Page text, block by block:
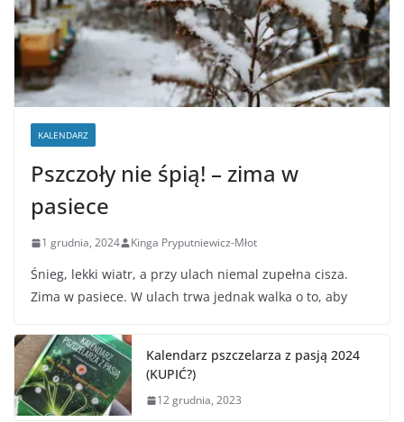
KALENDARZ
Pszczoły nie śpią! – zima w
pasiece
1 grudnia, 2024 Kinga Pryputniewicz-Młot
Śnieg, lekki wiatr, a przy ulach niemal zupełna cisza.
Zima w pasiece. W ulach trwa jednak walka o to, aby
Kalendarz pszczelarza z pasją 2024
(KUPIĆ?)
12 grudnia, 2023